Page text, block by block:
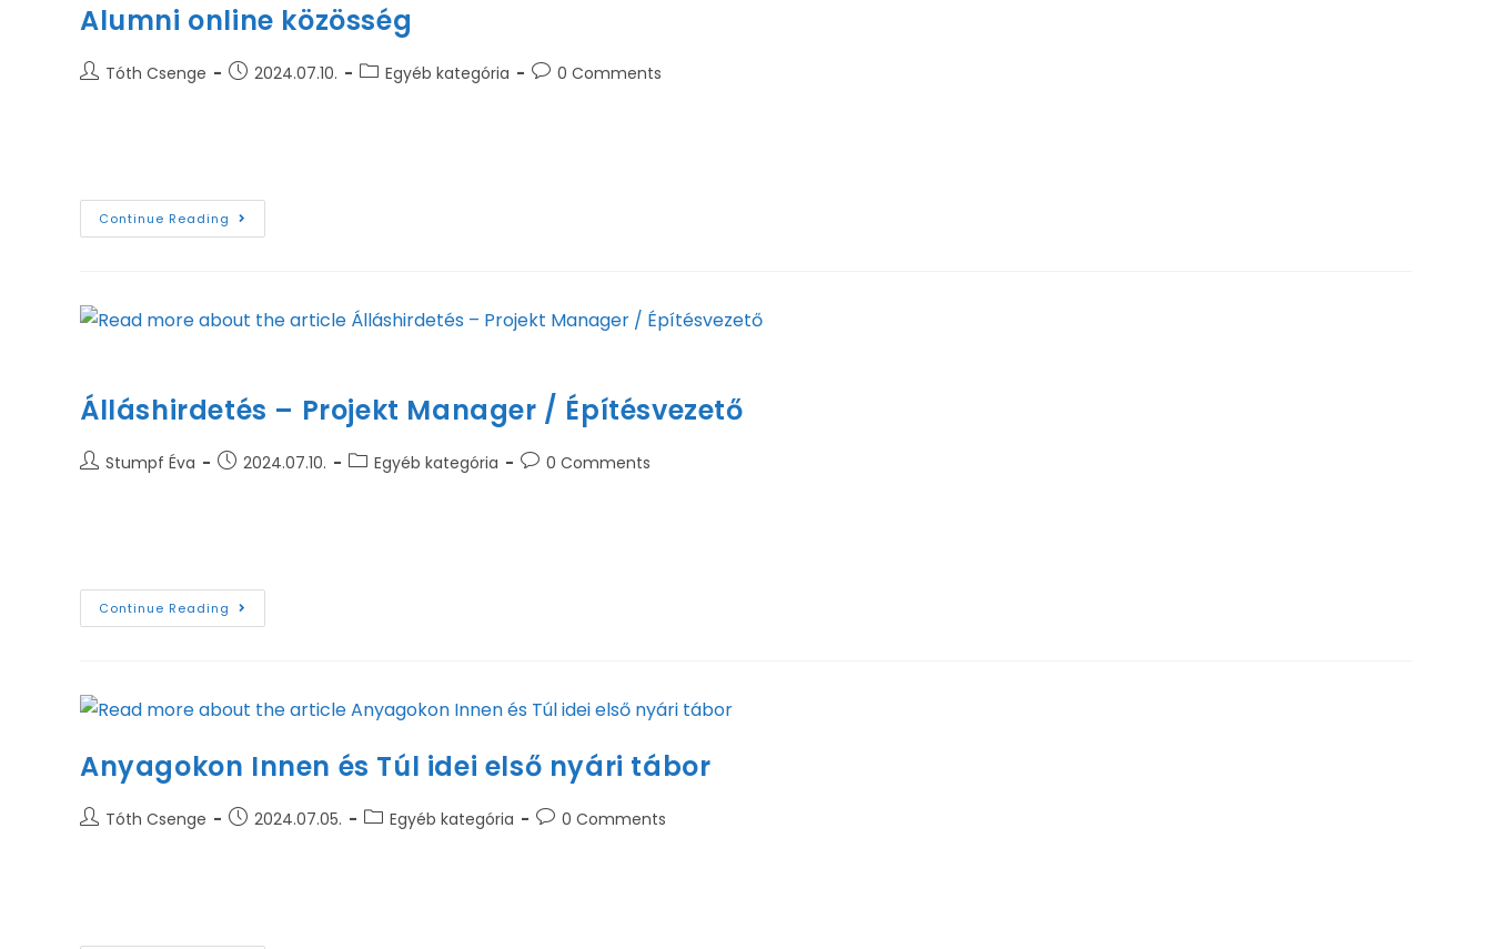
Alumni online közösség
Tóth Csenge 2024.07.10. Egyéb kategória 0 Comments
Continue Reading
Álláshirdetés – Projekt Manager / Építésvezető
Stumpf Éva 2024.07.10. Egyéb kategória 0 Comments
Continue Reading
Anyagokon Innen és Túl idei első nyári tábor
Tóth Csenge 2024.07.05. Egyéb kategória 0 Comments